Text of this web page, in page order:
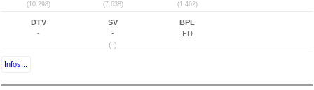
(10.298) (7.638) (1.462)
DTV
-
SV
-
(-)
BPL
FD
Infos...